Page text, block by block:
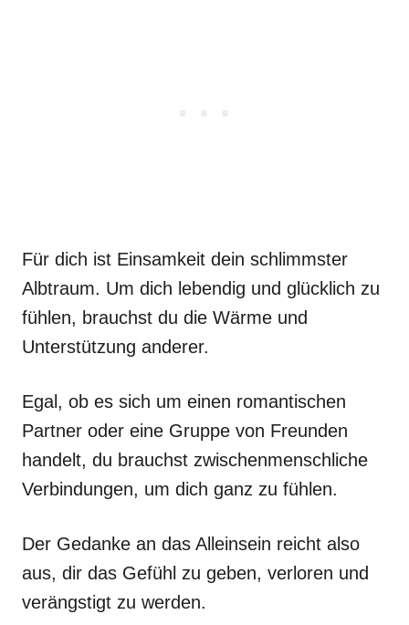
Für dich ist Einsamkeit dein schlimmster
Albtraum. Um dich lebendig und glücklich zu
fühlen, brauchst du die Wärme und
Unterstützung anderer.
Egal, ob es sich um einen romantischen
Partner oder eine Gruppe von Freunden
handelt, du brauchst zwischenmenschliche
Verbindungen, um dich ganz zu fühlen.
Der Gedanke an das Alleinsein reicht also
aus, dir das Gefühl zu geben, verloren und
verängstigt zu werden.